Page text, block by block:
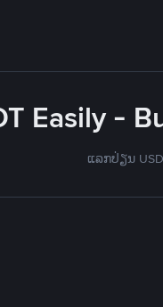
Easily -
ແລກປ່ຽນ